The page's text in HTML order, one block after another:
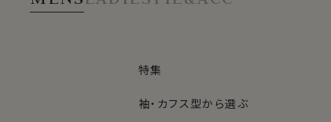
特集
袖・カフス型から選ぶ